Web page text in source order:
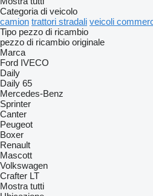
Categoria di veicolo
camion trattori stradali veicoli
Tipo pezzo di ricambio
pezzo di ricambio originale
Marca
Ford IVECO
Daily
Daily 65
Mercedes-Benz
Sprinter
Canter
Peugeot
Boxer
Renault
Mascott
Volkswagen
Crafter LT
Mostra tutti